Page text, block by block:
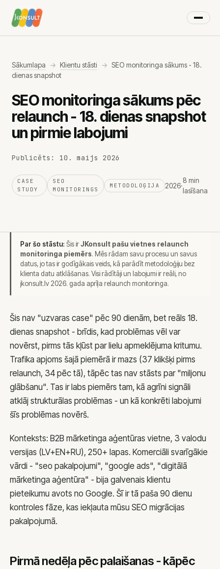
Digitālais mārketings
Mārketinga pakalpojumi
AI risinājumi
Stratēģiskā partnerība
Google Ads
YouTube reklāma
SEO pakalpojumi
Tehniskais SEO
Satura SEO
SEO audits
SEO uzturēšana
Web izstrāde
Landing page
Mājaslapu izstrāde
WordPress
E-komercija
Cenas
Meta reklāma
TikTok reklāma
LinkedIn reklāma
SMM pakalpojumi
E-pastu mārketings
B2B klientu piesaiste
Mūsu komanda
Sākumlapa → Klientu stāsti → SEO monitoringa sākums - 18.
dienas snapshot
SEO monitoringa sākums pēc
relaunch - 18. dienas snapshot
un pirmie labojumi
Publicēts: 10. maijs 2026
CASE
STUDY
SEO
MONITORINGS
METODOLOĢIJA 2026·
8 min
lasīšana
Par šo stāstu: Šis irJKonsult pašu vietnes relaunch
monitoringa piemērs. Mēs rādam savu procesu un savus
datus, jo tas ir godīgākais veids, kā parādīt metodoloģiju bez
klienta datu atklāšanas. Visi rādītāji un labojumi ir reāli, no
jkonsult.lv 2026. gada aprīļa relaunch monitoringa.
Šis nav "uzvaras case" pēc 90 dienām, bet reāls 18.
dienas snapshot - brīdis, kad problēmas vēl var
novērst, pirms tās kļūst par lielu apmeklējuma kritumu.
Trafika apjoms šajā piemērā ir mazs (37 klikšķi pirms
relaunch, 34 pēc tā), tāpēc tas nav stāsts par "miljonu
glābšanu". Tas ir labs piemērs tam, kā agrīni signāli
atklāj strukturālas problēmas - un kā konkrēti labojumi
šīs problēmas novērš.
Konteksts: B2B mārketinga aģentūras vietne, 3 valodu
versijas (LV+EN+RU), 250+ lapas. Komerciāli svarīgākie
vārdi - "seo pakalpojumi", "google ads", "digitālā
mārketinga aģentūra" - bija galvenais klientu
pieteikumu avots no Google. Šī ir tā paša 90 dienu
kontroles fāze, kas iekļauta mūsu SEO migrācijas
pakalpojumā.
Pirmā nedēļa pēc palaišanas - kāpēc